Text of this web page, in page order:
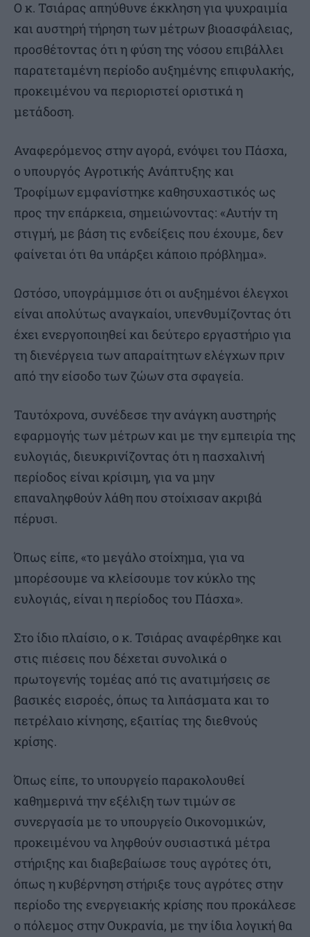
Ο κ. Τσιάρας απηύθυνε έκκληση για ψυχραιμία
και αυστηρή τήρηση των μέτρων βιοασφάλειας,
προσθέτοντας ότι η φύση της νόσου επιβάλλει
παρατεταμένη περίοδο αυξημένης επιφυλακής,
προκειμένου να περιοριστεί οριστικά η
μετάδοση.
Αναφερόμενος στην αγορά, ενόψει του Πάσχα,
ο υπουργός Αγροτικής Ανάπτυξης και
Τροφίμων εμφανίστηκε καθησυχαστικός ως
προς την επάρκεια, σημειώνοντας: «Αυτήν τη
στιγμή, με βάση τις ενδείξεις που έχουμε, δεν
φαίνεται ότι θα υπάρξει κάποιο πρόβλημα».
Ωστόσο, υπογράμμισε ότι οι αυξημένοι έλεγχοι
είναι απολύτως αναγκαίοι, υπενθυμίζοντας ότι
έχει ενεργοποιηθεί και δεύτερο εργαστήριο για
τη διενέργεια των απαραίτητων ελέγχων πριν
από την είσοδο των ζώων στα σφαγεία.
Ταυτόχρονα, συνέδεσε την ανάγκη αυστηρής
εφαρμογής των μέτρων και με την εμπειρία της
ευλογιάς, διευκρινίζοντας ότι η πασχαλινή
περίοδος είναι κρίσιμη, για να μην
επαναληφθούν λάθη που στοίχισαν ακριβά
πέρυσι.
Όπως είπε, «το μεγάλο στοίχημα, για να
μπορέσουμε να κλείσουμε τον κύκλο της
ευλογιάς, είναι η περίοδος του Πάσχα».
Στο ίδιο πλαίσιο, ο κ. Τσιάρας αναφέρθηκε και
στις πιέσεις που δέχεται συνολικά ο
πρωτογενής τομέας από τις ανατιμήσεις σε
βασικές εισροές, όπως τα λιπάσματα και το
πετρέλαιο κίνησης, εξαιτίας της διεθνούς
κρίσης.
Όπως είπε, το υπουργείο παρακολουθεί
καθημερινά την εξέλιξη των τιμών σε
συνεργασία με το υπουργείο Οικονομικών,
προκειμένου να ληφθούν ουσιαστικά μέτρα
στήριξης και διαβεβαίωσε τους αγρότες ότι,
όπως η κυβέρνηση στήριξε τους αγρότες στην
περίοδο της ενεργειακής κρίσης που προκάλεσε
ο πόλεμος στην Ουκρανία, με την ίδια λογική θα